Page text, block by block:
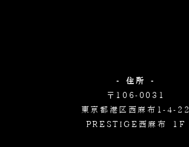
- 住所 -
〒106-0031
東京都港区西麻布1-4-22
PRESTIGE西麻布 1F